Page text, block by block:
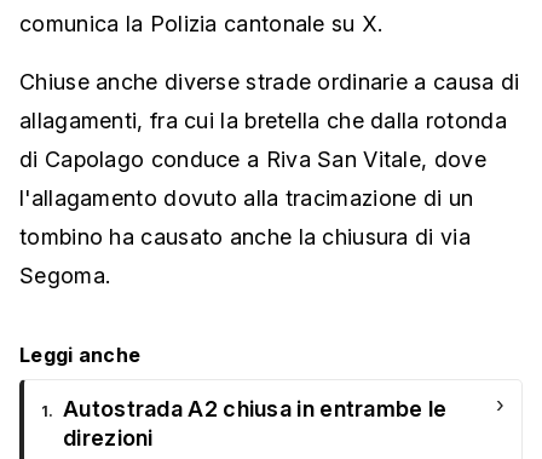
comunica la Polizia cantonale su X.
Chiuse anche diverse strade ordinarie a causa di
allagamenti, fra cui la bretella che dalla rotonda
di Capolago conduce a Riva San Vitale, dove
l'allagamento dovuto alla tracimazione di un
tombino ha causato anche la chiusura di via
Segoma.
Leggi anche
1. Autostrada A2 chiusa in entrambe le
direzioni
›